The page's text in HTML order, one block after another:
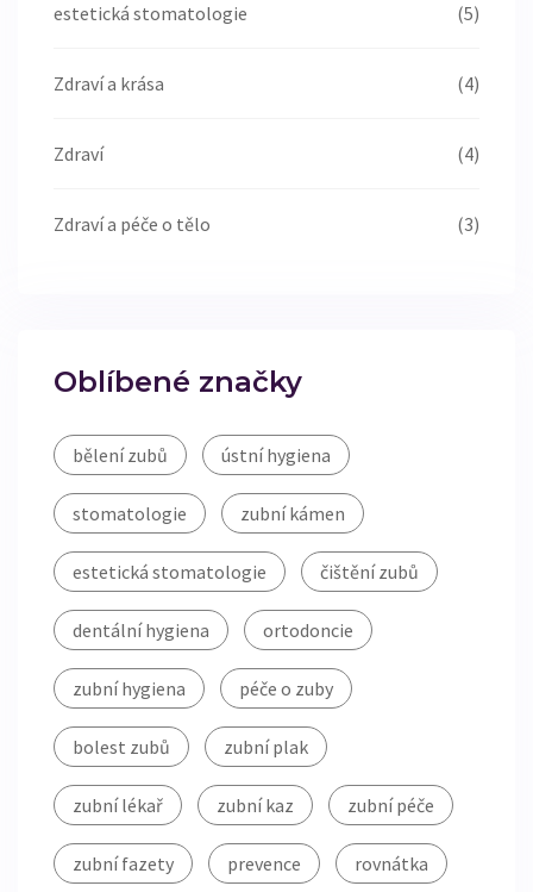
estetická stomatologie (5)
Zdraví a krása (4)
Zdraví (4)
Zdraví a péče o tělo (3)
Oblíbené značky
bělení zubů ústní hygiena
stomatologie zubní kámen
estetická stomatologie čištění zubů
dentální hygiena ortodoncie
zubní hygiena péče o zuby
bolest zubů zubní plak
zubní lékař zubní kaz zubní péče
zubní fazety prevence rovnátka